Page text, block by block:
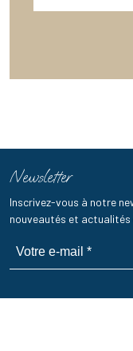
Newsletter
Inscrivez-vous à notre
nouveautés et actualités